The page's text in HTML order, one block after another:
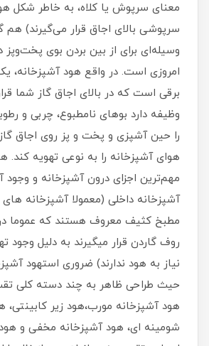
معنای سرپوش یا کلاه، به خاطر شکل
سرپوشی بالای اجاق قرار می‌گیرند)
وسیله‌ای برای از بین بردن بوی پخت‌وپز
امروزی است. در واقع هود
برقی است که در بالای اجاق گاز شما
وظیفه دارد بوهای نامطبوع، چربی و
را حین آشپزی و پخت و پز روی اجاق
هوای آشپزخانه را به نوعی تهویه کند.
مهم‌ترین اجزای درون آشپزخانه و وجود
آشپزخانه‌ داخلی (معمولا آشپزخانه
مطبخ کثیف معروف هستند که عموما در
روف گاردن قرار میگیرند به دلیل وجود
نیاز به هود ندارند) ضروری استهود
حیث طراحی ظاهر به چند دسته کلی
هود آشپزخانه مورب،هود زیر کابینتی،
شومینه ای، هود آشپزخانه مخفی و